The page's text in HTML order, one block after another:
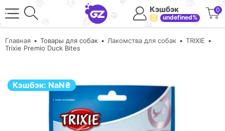
Кэшбэк
undefined%
0
Главная Товары для собак Лакомства для собак
TRIXIE
Trixie Premio Duck Bites
Кэшбэк: NaN₴